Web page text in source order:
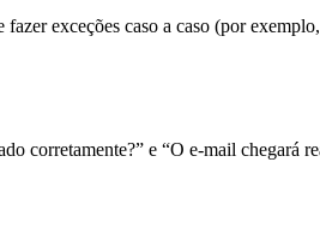
exceções caso a caso (por
corretamente?” e “O e-mail chegará